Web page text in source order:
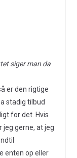
siger man da
er den rigtige
stadig tilbud
for det. Hvis
gerne, at jeg
enten op eller